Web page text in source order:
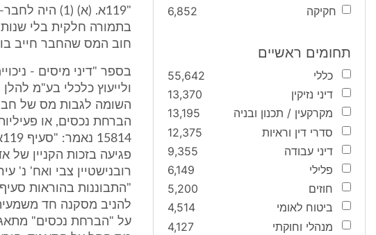
חקיקה
6,852
תחומים ראשיים
כללי
55,642
דיני נזיקין
13,370
מקרקעין / תכנון ובניה
13,195
סדרי דין וראיות
12,375
דיני עבודה
9,355
פלילי
6,149
חוזים
5,200
ביטוח לאומי
4,514
מנהלי וחוקתי
4,127
"119א. (א) (1)
בתמורה חלקית בלי
חוב המס שהחבר חייב
בספר "דיני מיסים -
השומה לגבות מס של
הברחת נכסים, או
רובנישטיין צבי ואח' נ'
להניב מסקנה חד
על "הברחת נכסים"